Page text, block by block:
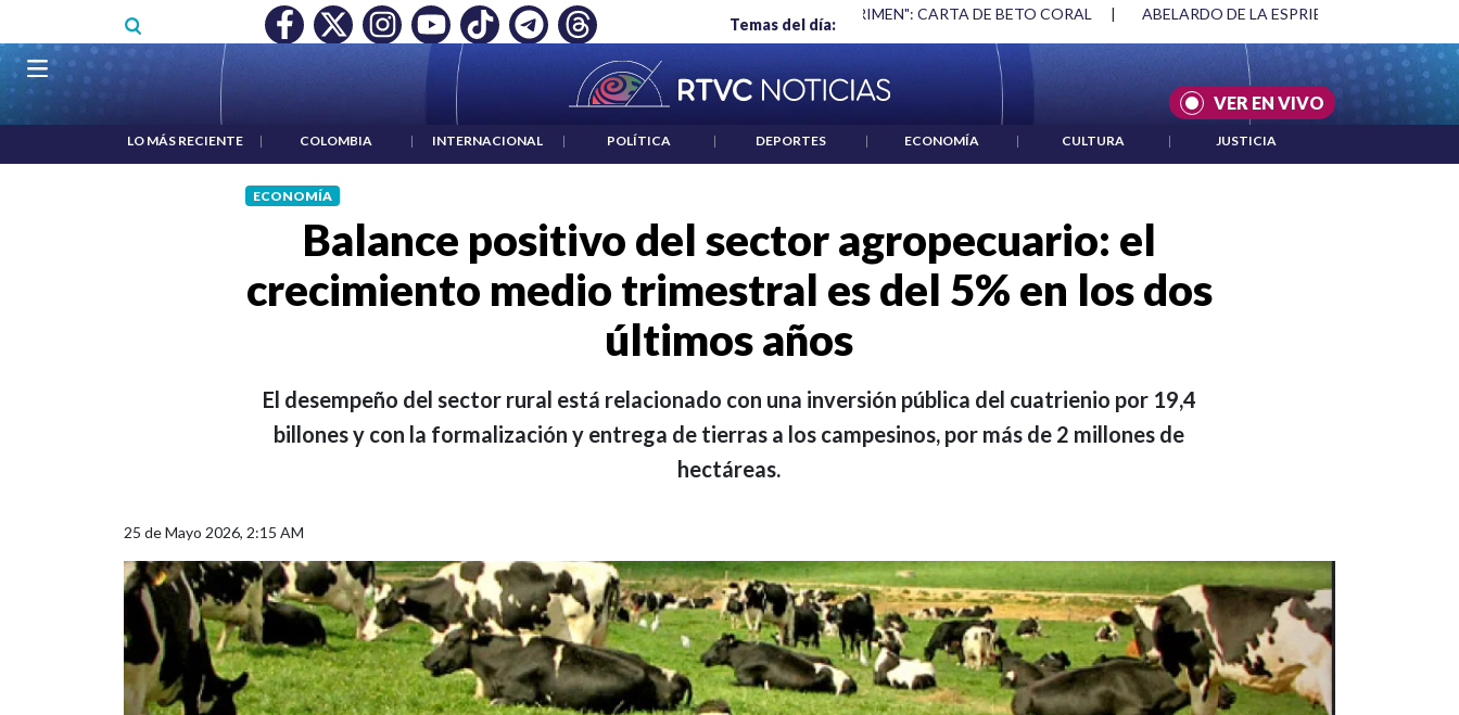
Temas del día:
MÍNIMO NO DESTRUYÓ EMPLEO: JP MORGAN | "HABLAR NO ES UN CRIMEN": CARTA DE BETO CORAL ABELARDO DE LA ESPRIELLA Y DMG | ACUERDOS ENTRE ESTADOS UNIDOS E
VER EN VIVO
Navegación principal
LO MÁS RECIENTE | COLOMBIA | INTERNACIONAL | POLÍTICA | DEPORTES | ECONOMÍA | CULTURA | JUSTICIA
ECONOMÍA
Balance positivo del sector agropecuario: el
crecimiento medio trimestral es del 5% en los dos
últimos años
El desempeño del sector rural está relacionado con una inversión pública del cuatrienio por 19,4
billones y con la formalización y entrega de tierras a los campesinos, por más de 2 millones de
hectáreas.
25 de Mayo 2026, 2:15 AM